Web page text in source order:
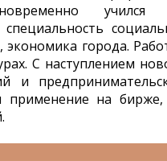
учился
экономика города.
С наступлением
и
применение на